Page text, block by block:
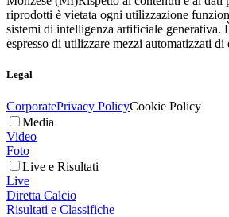
riprodotti è vietata ogni utilizzazione
sistemi di intelligenza artificiale generativa.
espresso di utilizzare mezzi automatizzati di
Legal
CorporatePrivacy PolicyCookie Policy
Media
Video
Foto
Live e Risultati
Live
Diretta Calcio
Risultati e Classifiche